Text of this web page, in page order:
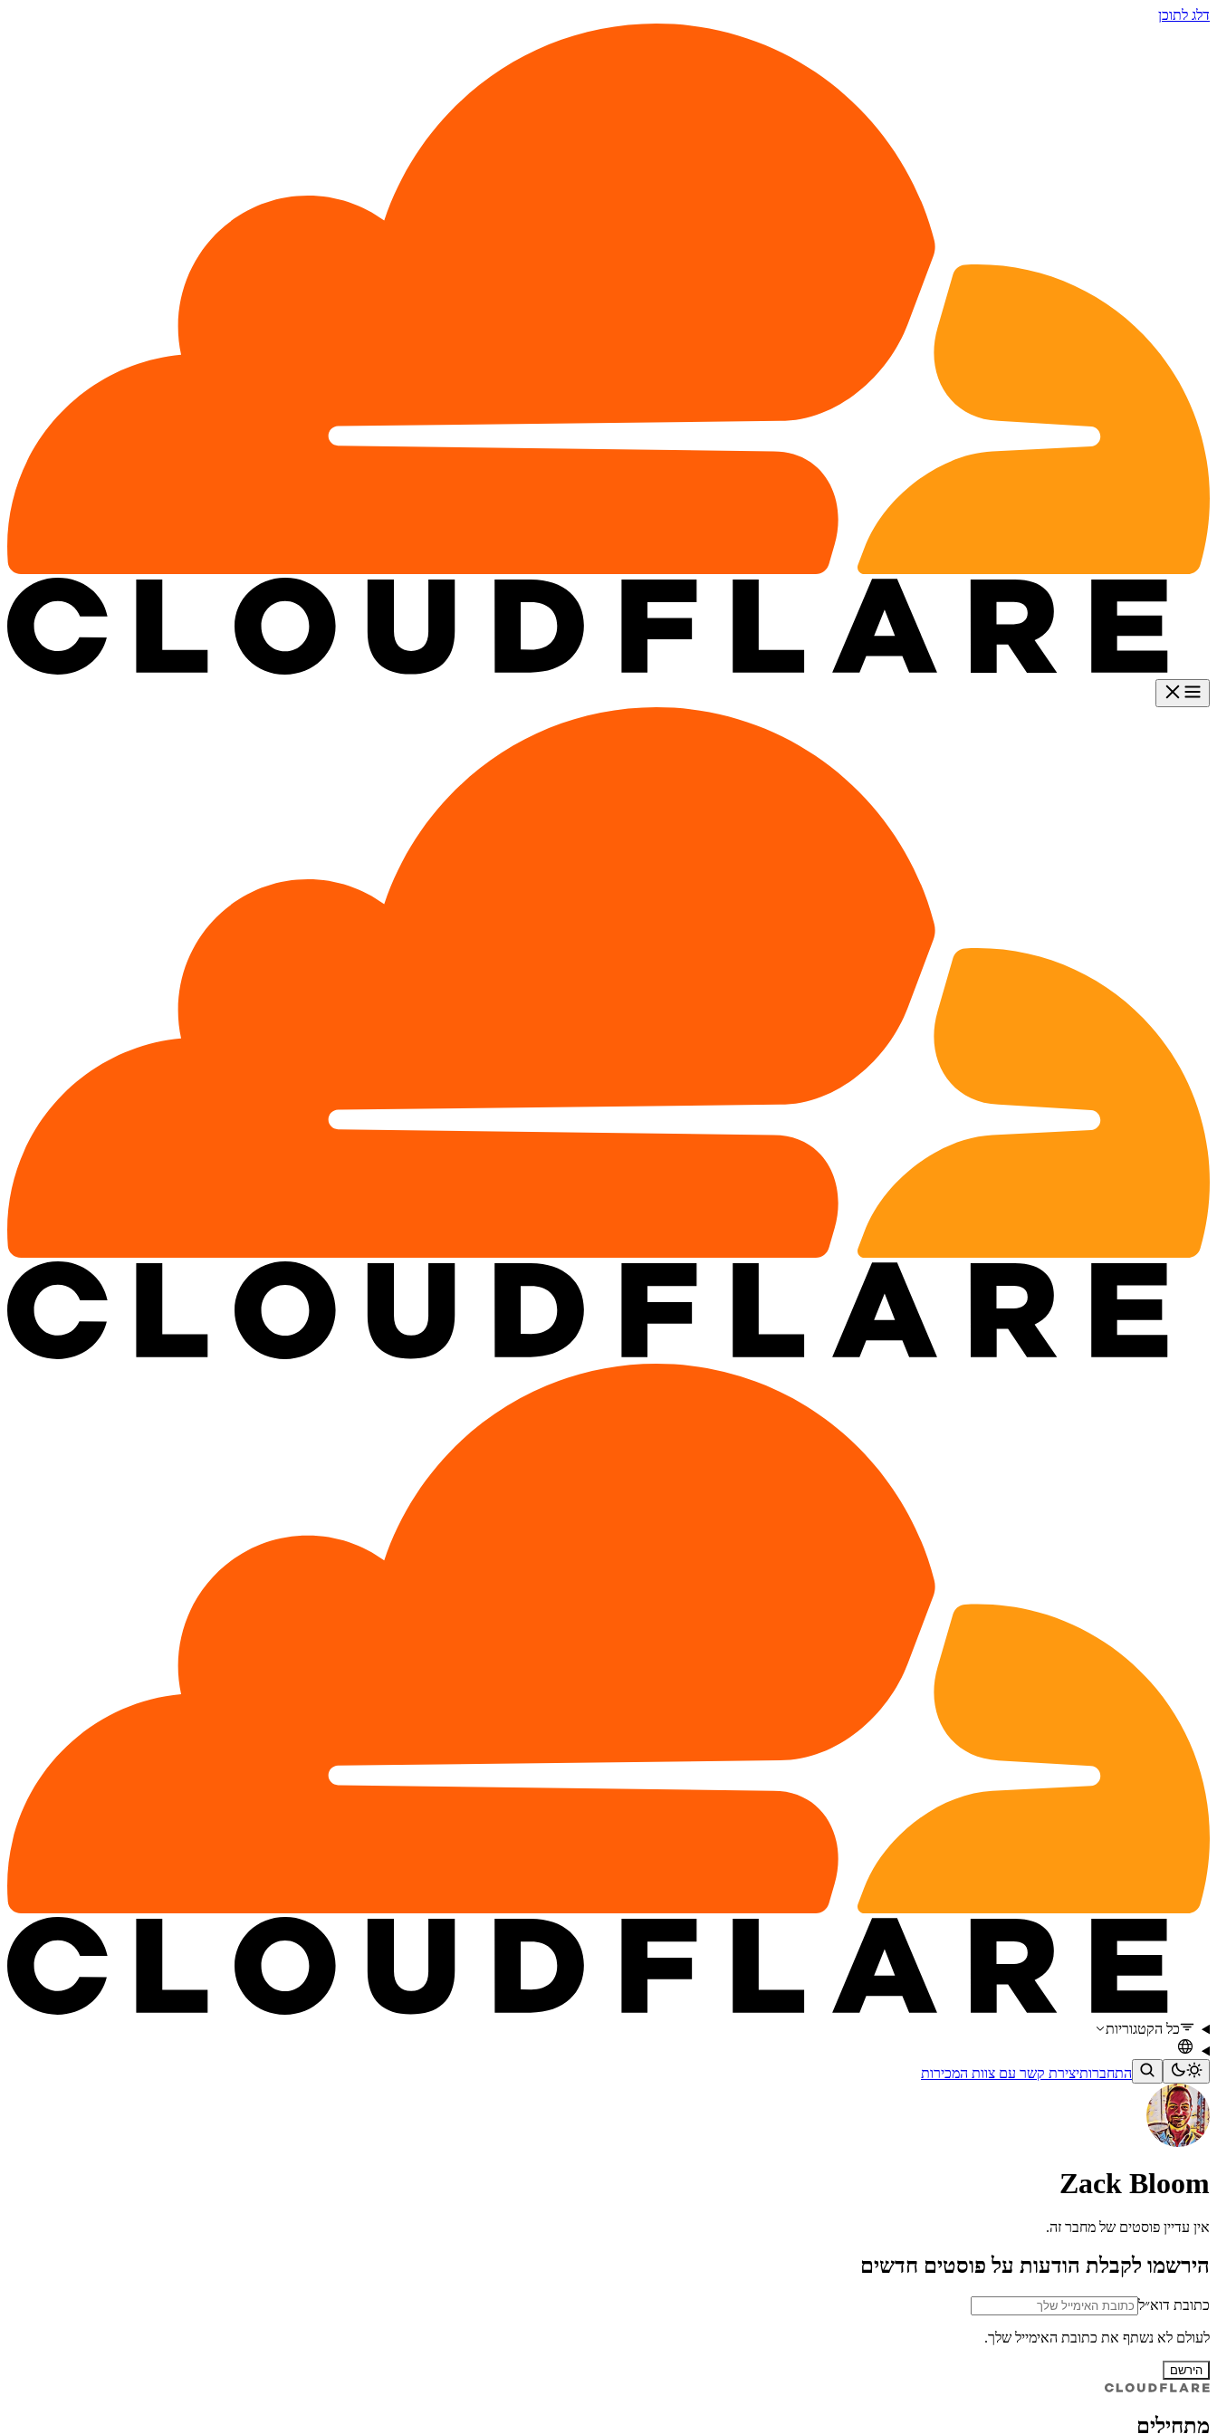
דלג לתוכן
כל הקטגוריות
התחברותיצירת קשר עם צוות המכירות
Zack Bloom
אין עדיין פוסטים של מחבר זה.
הירשמו לקבלת הודעות על פוסטים חדשים
כתובת דוא״ל
לעולם לא נשתף את כתובת האימייל שלך.
הירשם
מתחילים